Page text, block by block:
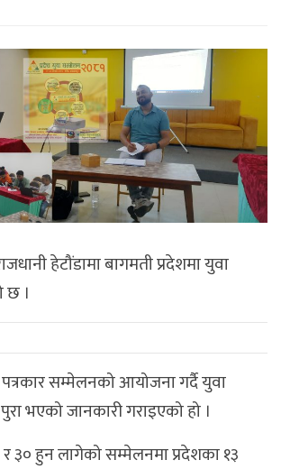
हेटौंडामा बागमती प्रदेशमा युवा
।
सम्मेलनको आयोजना गर्दै युवा
भएको जानकारी गराइएको हो ।
३० हुन लागेको सम्मेलनमा प्रदेशका १३